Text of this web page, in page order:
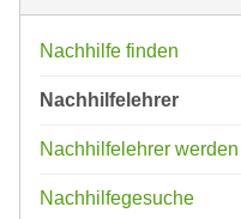
Nachhilfe finden
Nachhilfelehrer
Nachhilfelehrer werden
Nachhilfegesuche